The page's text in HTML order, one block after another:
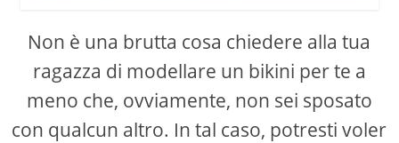
Non è una brutta cosa chiedere alla tua
ragazza di modellare un bikini per te a
meno che, ovviamente, non sei sposato
con qualcun altro. In tal caso, potresti voler